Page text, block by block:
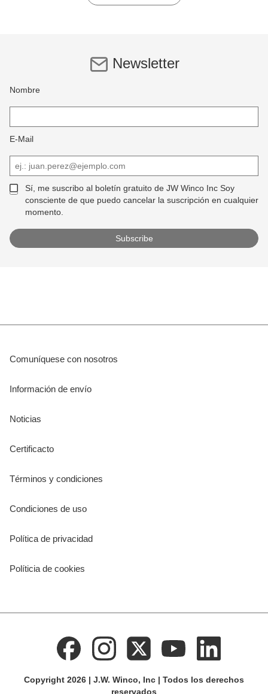
Newsletter
Nombre
E-Mail
Sí, me suscribo al boletín gratuito de JW Winco Inc Soy
consciente de que puedo cancelar la suscripción en cualquier
momento.
Comuníquese con nosotros
Información de envío
Noticias
Certificacto
Términos y condiciones
Condiciones de uso
Política de privacidad
Políticia de cookies
Copyright 2026 | J.W. Winco, Inc | Todos los derechos
reservados